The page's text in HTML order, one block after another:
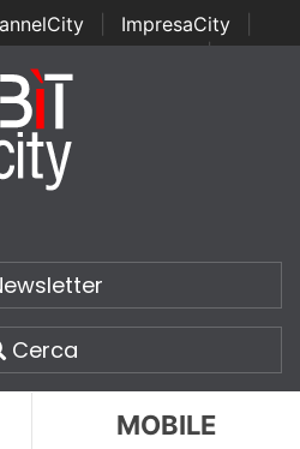
ImpresaCity
Channel Awards | Italian
Security Awards
Cerca
MOBILE